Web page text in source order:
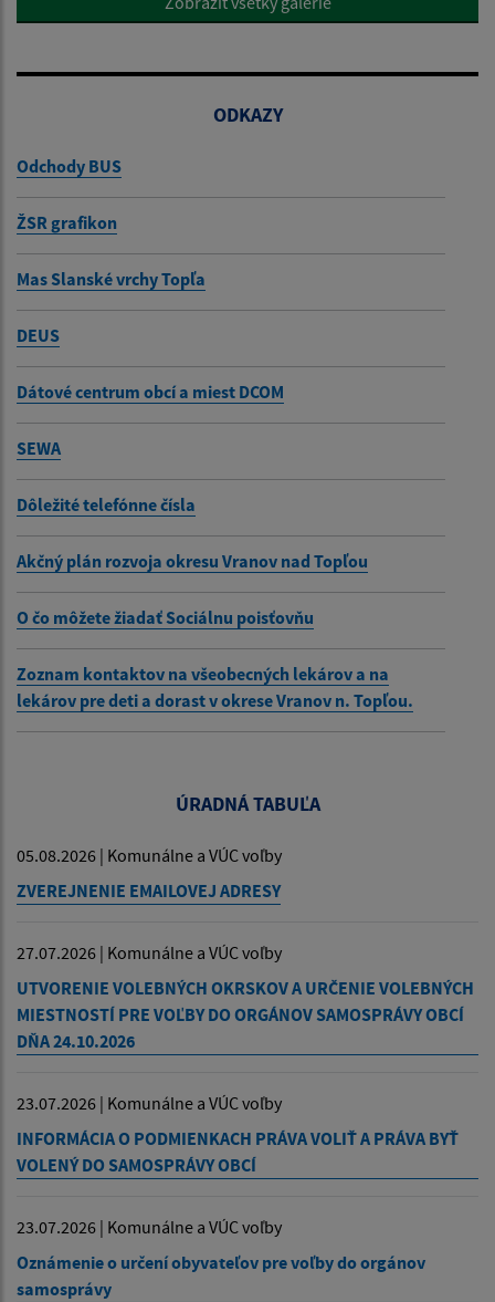
ODKAZY
Odchody BUS
ŽSR grafikon
Mas Slanské vrchy Topľa
DEUS
Dátové centrum obcí a miest DCOM
SEWA
Dôležité telefónne čísla
Akčný plán rozvoja okresu Vranov nad Topľou
O čo môžete žiadať Sociálnu poisťovňu
Zoznam kontaktov na všeobecných lekárov a na
lekárov pre deti a dorast v okrese Vranov n. Topľou.
ÚRADNÁ TABUĽA
05.08.2026 | Komunálne a VÚC voľby
ZVEREJNENIE EMAILOVEJ ADRESY
27.07.2026 | Komunálne a VÚC voľby
UTVORENIE VOLEBNÝCH OKRSKOV A URČENIE VOLEBNÝCH
MIESTNOSTÍ PRE VOĽBY DO ORGÁNOV SAMOSPRÁVY OBCÍ
DŇA 24.10.2026
23.07.2026 | Komunálne a VÚC voľby
INFORMÁCIA O PODMIENKACH PRÁVA VOLIŤ A PRÁVA BYŤ
VOLENÝ DO SAMOSPRÁVY OBCÍ
23.07.2026 | Komunálne a VÚC voľby
Oznámenie o určení obyvateľov pre voľby do orgánov
samosprávy